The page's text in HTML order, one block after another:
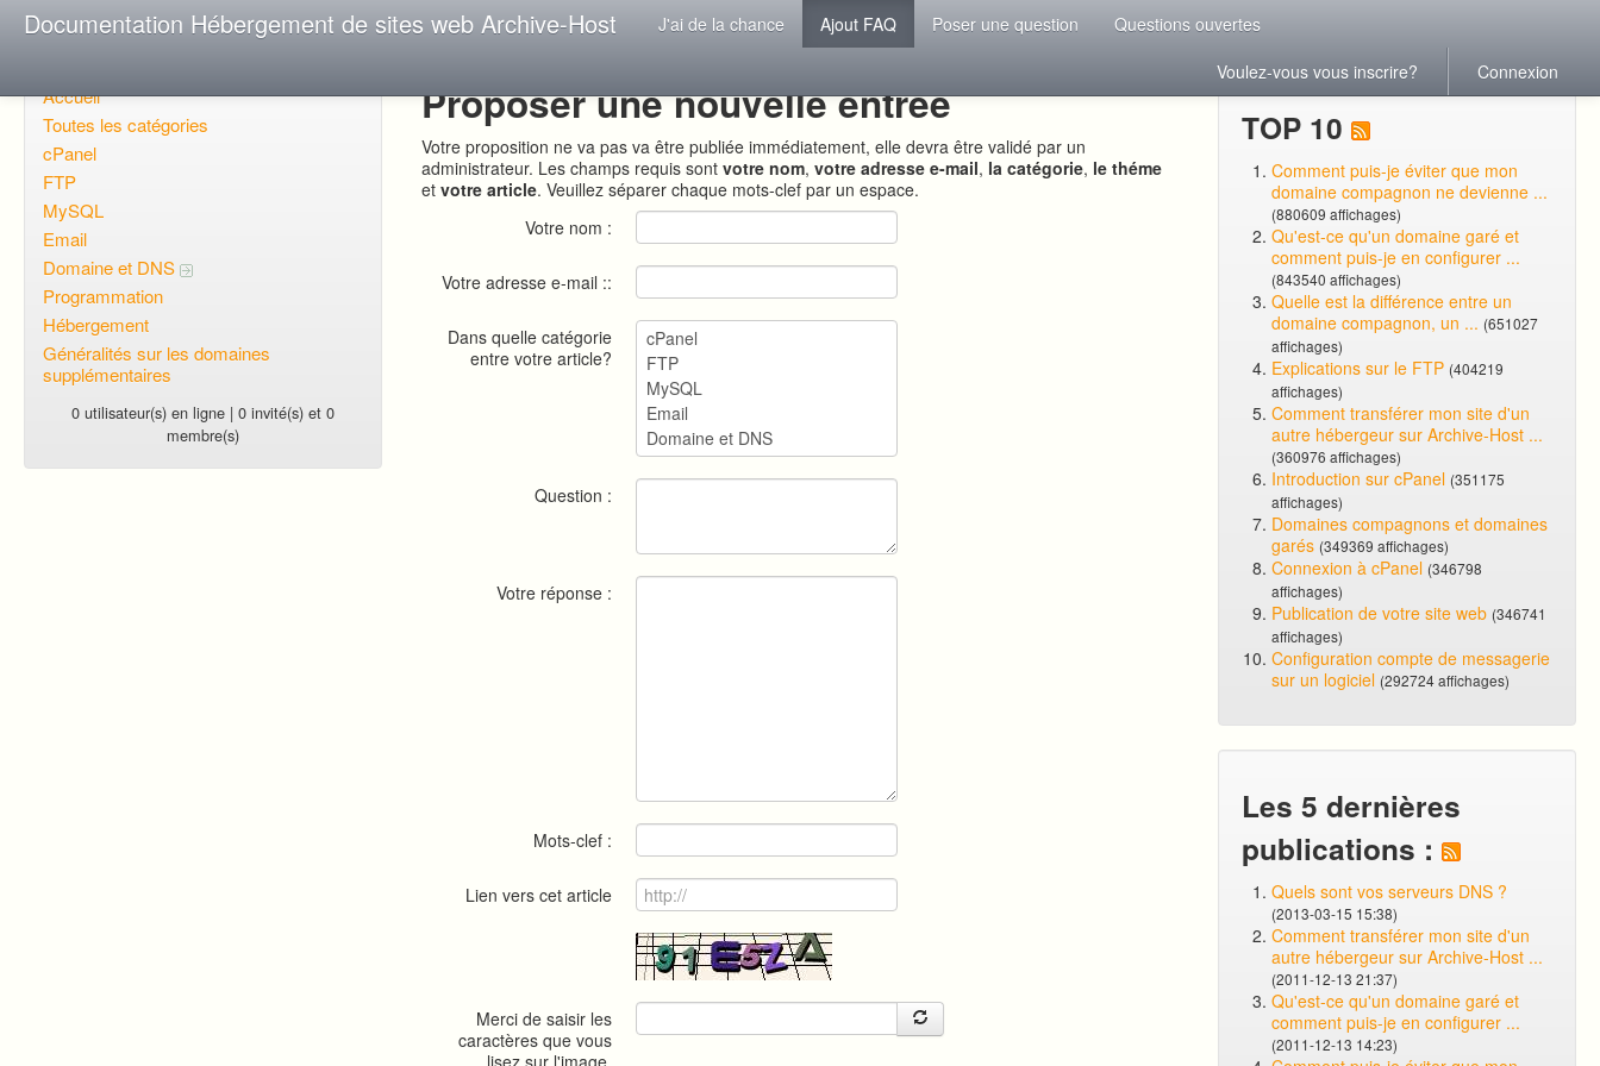
Documentation Hébergement de sites web Archive-Host J'ai de la chance Ajout FAQ Poser une question
Questions ouvertes
Voulez-vous vous inscrire?
Connexion
Accueil
Toutes les catégories
cPanel
FTP
MySQL
Email
Domaine et DNS
Programmation
Hébergement
Généralités sur les domaines
supplémentaires
0 utilisateur(s) en ligne | 0 invité(s) et 0
membre(s)
Proposer une nouvelle entrée
Votre proposition ne va pas va être publiée immédiatement, elle devra être validé par un
administrateur. Les champs requis sontvotre nom,votre adresse e-mail, la catégorie, le théme
etvotre article. Veuillez séparer chaque mots-clef par un espace.
Votre nom :
Votre adresse e-mail ::
Dans quelle catégorie
entre votre article?
Question :
Votre réponse :
Mots-clef :
Lien vers cet article
Merci de saisir les
caractères que vous
lisez sur l'image.
TOP 10
Comment puis-je éviter que mon
domaine compagnon ne devienne ...
(880609 affichages)
Qu'est-ce qu'un domaine garé et
comment puis-je en configurer ...
(843540 affichages)
Quelle est la différence entre un
domaine compagnon, un ... (651027
affichages)
Explications sur le FTP (404219
affichages)
Comment transférer mon site d'un
autre hébergeur sur Archive-Host ...
(360976 affichages)
Introduction sur cPanel (351175
affichages)
Domaines compagnons et domaines
garés (349369 affichages)
Connexion à cPanel (346798
affichages)
Publication de votre site web (346741
affichages)
Configuration compte de messagerie
sur un logiciel (292724 affichages)
Les 5 dernières
publications :
Quels sont vos serveurs DNS ?
(2013-03-15 15:38)
Comment transférer mon site d'un
autre hébergeur sur Archive-Host ...
(2011-12-13 21:37)
Qu'est-ce qu'un domaine garé et
comment puis-je en configurer ...
(2011-12-13 14:23)